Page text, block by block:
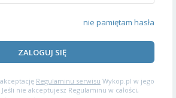
nie pamiętam hasła
ZALOGUJ SIĘ
Regulaminu serwisu Wykop.pl w jego
nie akceptujesz Regulaminu w całości,